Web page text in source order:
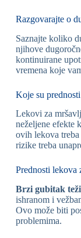
Razgovarajte o
Saznajte koliko
njihove
kontinuirane
vremena koje
Koje su
Lekovi za
neželjene efekte
ovih lekova
rizike treba
Prednosti lekova
Brzi gubitak
ishranom i
Ovo može biti
problemima.